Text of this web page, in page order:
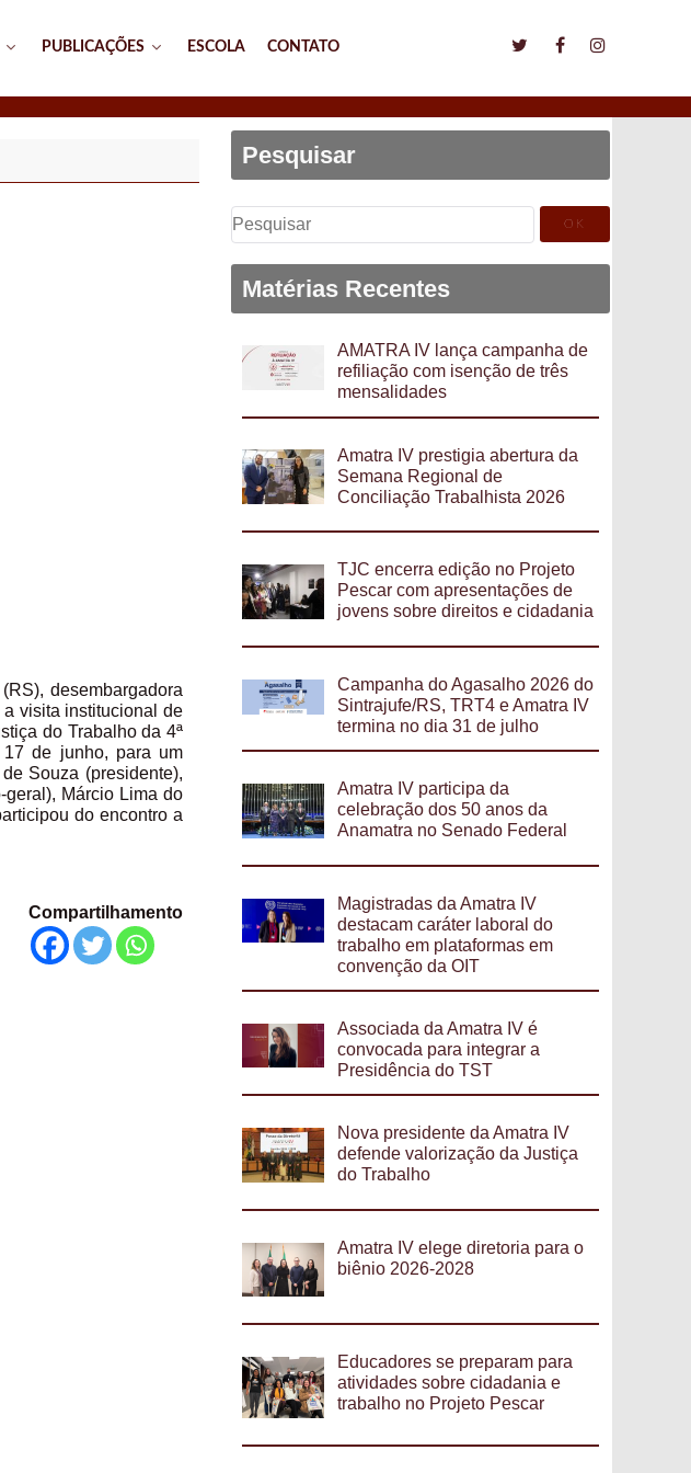
PUBLICAÇÕES ESCOLA CONTATO
desembargadora
visita institucional de
do Trabalho da 4ª
17 de junho, para um
Souza (presidente),
Márcio Lima do
do encontro a
Compartilhamento
Pesquisar
Pesquisar
por:
Matérias Recentes
AMATRA IV lança campanha de
refiliação com isenção de três
mensalidades
Amatra IV prestigia abertura da
Semana Regional de
Conciliação Trabalhista 2026
TJC encerra edição no Projeto
Pescar com apresentações de
jovens sobre direitos e cidadania
Campanha do Agasalho 2026 do
Sintrajufe/RS, TRT4 e Amatra IV
termina no dia 31 de julho
Amatra IV participa da
celebração dos 50 anos da
Anamatra no Senado Federal
Magistradas da Amatra IV
destacam caráter laboral do
trabalho em plataformas em
convenção da OIT
Associada da Amatra IV é
convocada para integrar a
Presidência do TST
Nova presidente da Amatra IV
defende valorização da Justiça
do Trabalho
Amatra IV elege diretoria para o
biênio 2026-2028
Educadores se preparam para
atividades sobre cidadania e
trabalho no Projeto Pescar